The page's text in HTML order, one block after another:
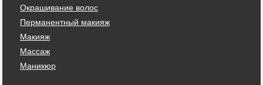
Окрашивание волос
Перманентный макияж
Макияж
Массаж
Маникюр